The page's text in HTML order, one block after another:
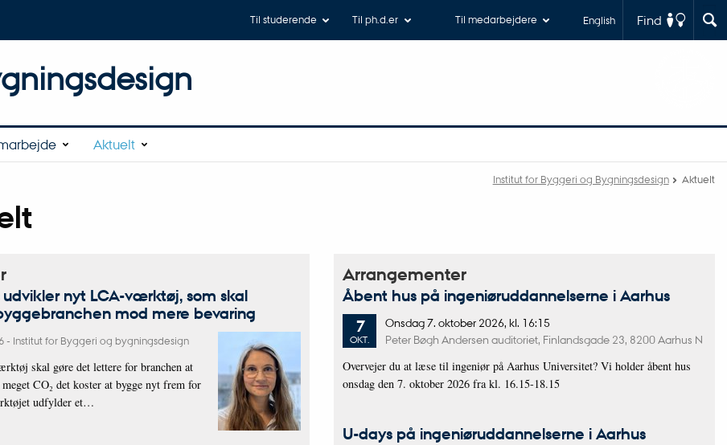
Find
English
Til studerende Til ph.d.er Til medarbejdere
Aktuelt
Institut for Byggeri og Bygningsdesign Aktuelt
udvikler nyt LCA-værktøj, som skal
mod mere bevaring
- Institut for Byggeri og bygningsdesign
skal gøre det lettere for branchen at
CO₂ det koster at bygge nyt frem for
udfylder et…
Arrangementer
Åbent hus på ingeniøruddannelserne i Aarhus
7
OKT.
Onsdag7. oktober 2026, kl. 16:15
Peter Bøgh Andersen auditoriet, Finlandsgade 23, 8200 Aarhus N
Overvejer du at læse til ingeniør på Aarhus Universitet? Vi holder åbent hus
onsdag den 7. oktober 2026 fra kl. 16.15-18.15
U-days på ingeniøruddannelserne i Aarhus